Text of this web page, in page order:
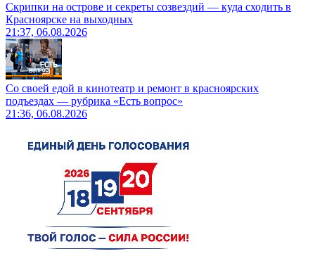
Скрипки на острове и секреты созвездий — куда сходить в
Красноярске на выходных
21:37, 06.08.2026
Со своей едой в кинотеатр и ремонт в красноярских
подъездах — рубрика «Есть вопрос»
21:36, 06.08.2026